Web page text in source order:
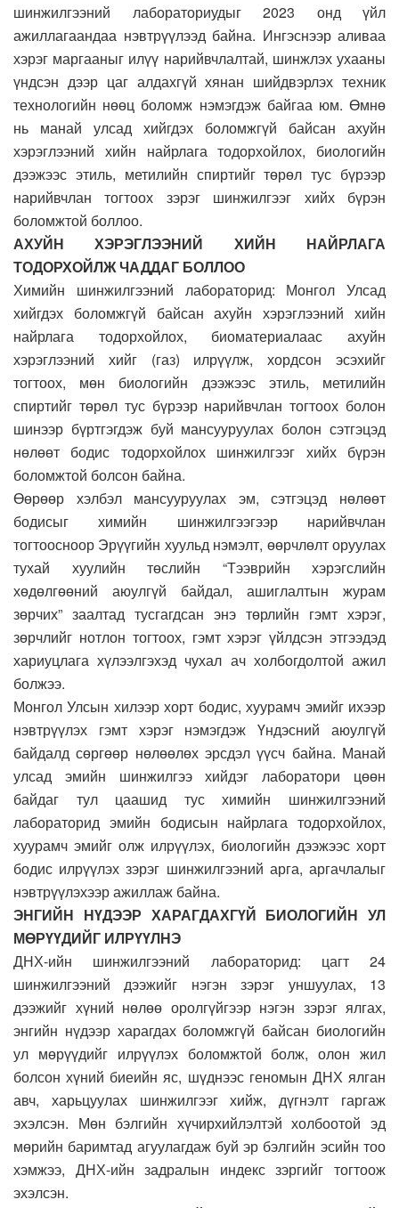
шинжилгээний лабораториудыг 2023 онд үйл
ажиллагаандаа нэвтрүүлээд байна. Ингэснээр аливаа
хэрэг маргааныг илүү нарийвчлалтай, шинжлэх ухааны
үндсэн дээр цаг алдахгүй хянан шийдвэрлэх техник
технологийн нөөц боломж нэмэгдэж байгаа юм. Өмнө
нь манай улсад хийгдэх боломжгүй байсан ахуйн
хэрэглээний хийн найрлага тодорхойлох, биологийн
дээжээс этиль, метилийн спиртийг төрөл тус бүрээр
нарийвчлан тогтоох зэрэг шинжилгээг хийх бүрэн
боломжтой боллоо.
АХУЙН ХЭРЭГЛЭЭНИЙ ХИЙН НАЙРЛАГА
ТОДОРХОЙЛЖ ЧАДДАГ БОЛЛОО
Химийн шинжилгээний лабораторид: Монгол Улсад
хийгдэх боломжгүй байсан ахуйн хэрэглээний хийн
найрлага тодорхойлох, биоматериалаас ахуйн
хэрэглээний хийг (газ) илрүүлж, хордсон эсэхийг
тогтоох, мөн биологийн дээжээс этиль, метилийн
спиртийг төрөл тус бүрээр нарийвчлан тогтоох болон
шинээр бүртгэгдэж буй мансууруулах болон сэтгэцэд
нөлөөт бодис тодорхойлох шинжилгээг хийх бүрэн
боломжтой болсон байна.
Өөрөөр хэлбэл мансууруулах эм, сэтгэцэд нөлөөт
бодисыг химийн шинжилгээгээр нарийвчлан
тогтоосноор Эрүүгийн хуульд нэмэлт, өөрчлөлт оруулах
тухай хуулийн төслийн “Тээврийн хэрэгслийн
хөдөлгөөний аюулгүй байдал, ашиглалтын журам
зөрчих” заалтад тусгагдсан энэ төрлийн гэмт хэрэг,
зөрчлийг нотлон тогтоох, гэмт хэрэг үйлдсэн этгээдэд
хариуцлага хүлээлгэхэд чухал ач холбогдолтой ажил
болжээ.
Монгол Улсын хилээр хорт бодис, хуурамч эмийг ихээр
нэвтрүүлэх гэмт хэрэг нэмэгдэж Үндэсний аюулгүй
байдалд сөргөөр нөлөөлөх эрсдэл үүсч байна. Манай
улсад эмийн шинжилгээ хийдэг лаборатори цөөн
байдаг тул цаашид тус химийн шинжилгээний
лабораторид эмийн бодисын найрлага тодорхойлох,
хуурамч эмийг олж илрүүлэх, биологийн дээжээс хорт
бодис илрүүлэх зэрэг шинжилгээний арга, аргачлалыг
нэвтрүүлэхээр ажиллаж байна.
ЭНГИЙН НҮДЭЭР ХАРАГДАХГҮЙ БИОЛОГИЙН УЛ
МӨРҮҮДИЙГ ИЛРҮҮЛНЭ
ДНХ-ийн шинжилгээний лабораторид: цагт 24
шинжилгээний дээжийг нэгэн зэрэг уншуулах, 13
дээжийг хүний нөлөө оролгүйгээр нэгэн зэрэг ялгах,
энгийн нүдээр харагдах боломжгүй байсан биологийн
ул мөрүүдийг илрүүлэх боломжтой болж, олон жил
болсон хүний биеийн яс, шүднээс геномын ДНХ ялган
авч, харьцуулах шинжилгээг хийж, дүгнэлт гаргаж
эхэлсэн. Мөн бэлгийн хүчирхийлэлтэй холбоотой эд
мөрийн баримтад агуулагдаж буй эр бэлгийн эсийн тоо
хэмжээ, ДНХ-ийн задралын индекс зэргийг тогтоож
эхэлсэн.